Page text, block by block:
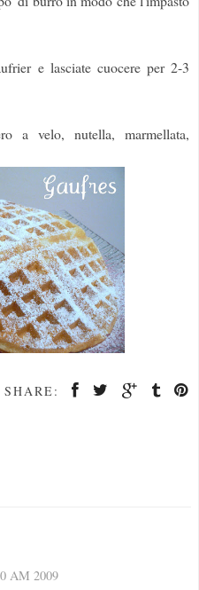
e lasciate cuocere per 2-3
a velo, nutella, marmellata,
SHARE:
AM 2009